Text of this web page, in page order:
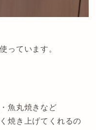
っています。
魚丸焼きなど
焼き上げてくれるの